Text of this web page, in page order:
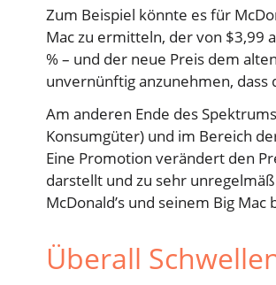
Zum Beispiel könnte es für
Mac zu ermitteln, der von $3,99
% – und der neue Preis dem
unvernünftig anzunehmen,
Am anderen Ende des
Konsumgüter) und im Bereich
Eine Promotion verändert den
darstellt und zu sehr
McDonald’s und seinem Big
Überall